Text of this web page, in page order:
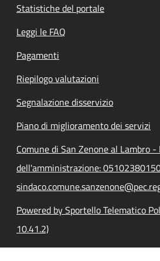
Statistiche del portale
Leggi le FAQ
Pagamenti
Riepilogo valutazioni
Segnalazione disservizio
Piano di miglioramento dei servizi
Comune di San Zenone al Lambro
dell'amministrazione:
Powered by Sportello Telematico
10.41.2)